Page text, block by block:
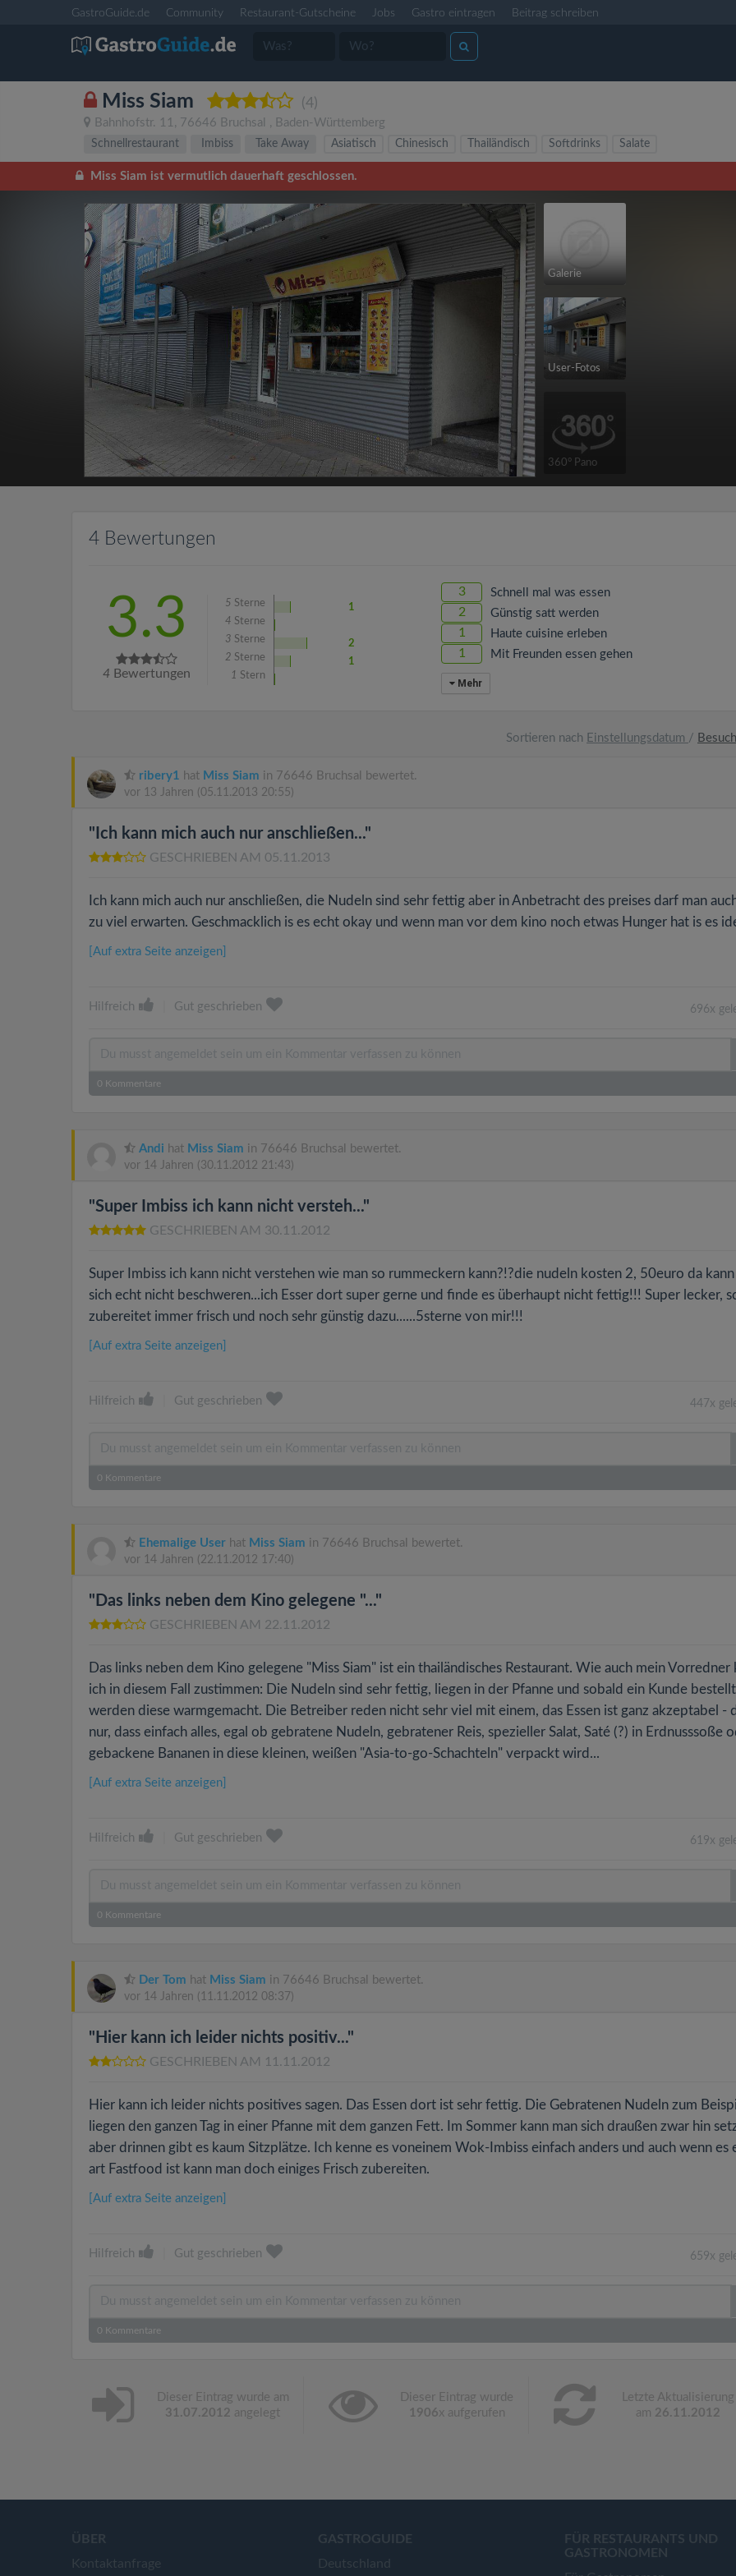
GastroGuide.de Community Restaurant-Gutscheine Jobs Gastro eintragen Beitrag schreiben
Miss Siam (4)
Bahnhofstr. 11 , 76646 Bruchsal , Baden-Württemberg
Schnellrestaurant Imbiss Take Away Asiatisch Chinesisch Thailändisch Softdrinks Salate
Miss Siam ist vermutlich dauerhaft geschlossen.
Galerie
User-Fotos
360° Pano
4 Bewertungen
3.3
4 Bewertungen
5 Sterne
1
4 Sterne
3 Sterne
2
2 Sterne
1
1 Stern
3 Schnell mal was essen
2 Günstig satt werden
1 Haute cuisine erleben
1 Mit Freunden essen gehen
Mehr
Sortieren nach Einstellungsdatum /
ribery1 hat Miss Siam in 76646 Bruchsal bewertet.
vor 13 Jahren (05.11.2013 20:55)
"Ich kann mich auch nur anschließen..."
GESCHRIEBEN AM 05.11.2013
Ich kann mich auch nur anschließen, die Nudeln sind sehr fettig aber in Anbetracht des preises darf man
zu viel erwarten. Geschmacklich is es echt okay und wenn man vor dem kino noch etwas Hunger hat is es
[Auf extra Seite anzeigen]
Hilfreich Gut geschrieben 696x
0 Kommentare
Andi hat Miss Siam in 76646 Bruchsal bewertet.
vor 14 Jahren (30.11.2012 21:43)
"Super Imbiss ich kann nicht versteh..."
GESCHRIEBEN AM 30.11.2012
Super Imbiss ich kann nicht verstehen wie man so rummeckern kann?!?die nudeln kosten 2, 50euro da
sich echt nicht beschweren...ich Esser dort super gerne und finde es überhaupt nicht fettig!!! Super lecker,
zubereitet immer frisch und noch sehr günstig dazu......5sterne von mir!!!
[Auf extra Seite anzeigen]
Hilfreich Gut geschrieben 447x
0 Kommentare
Ehemalige User hat Miss Siam in 76646 Bruchsal bewertet.
vor 14 Jahren (22.11.2012 17:40)
"Das links neben dem Kino gelegene "..."
GESCHRIEBEN AM 22.11.2012
Das links neben dem Kino gelegene "Miss Siam" ist ein thailändisches Restaurant. Wie auch mein Vorredner
ich in diesem Fall zustimmen: Die Nudeln sind sehr fettig, liegen in der Pfanne und sobald ein Kunde
werden diese warmgemacht. Die Betreiber reden nicht sehr viel mit einem, das Essen ist ganz akzeptabel -
nur, dass einfach alles, egal ob gebratene Nudeln, gebratener Reis, spezieller Salat, Saté (?) in Erdnusssoße
gebackene Bananen in diese kleinen, weißen "Asia-to-go-Schachteln" verpackt wird...
[Auf extra Seite anzeigen]
Hilfreich Gut geschrieben 619x
0 Kommentare
Der Tom hat Miss Siam in 76646 Bruchsal bewertet.
vor 14 Jahren (11.11.2012 08:37)
"Hier kann ich leider nichts positiv..."
GESCHRIEBEN AM 11.11.2012
Hier kann ich leider nichts positives sagen. Das Essen dort ist sehr fettig. Die Gebratenen Nudeln zum
liegen den ganzen Tag in einer Pfanne mit dem ganzen Fett. Im Sommer kann man sich draußen zwar hin
aber drinnen gibt es kaum Sitzplätze. Ich kenne es voneinem Wok-Imbiss einfach anders und auch wenn es
art Fastfood ist kann man doch einiges Frisch zubereiten.
[Auf extra Seite anzeigen]
Hilfreich Gut geschrieben 659x
0 Kommentare
Dieser Eintrag wurde am
31.07.2012 angelegt
Dieser Eintrag wurde
1906x aufgerufen
Letzte Aktualisierung
am 26.11.2012
ÜBER
Kontaktanfrage
GASTROGUIDE
Deutschland
FÜR RESTAURANTS UND
GASTRONOMEN